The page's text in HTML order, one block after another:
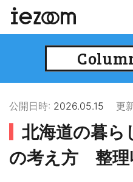
公開日時: 2026.05.15 更
北海道の暮ら
の考え方 整理